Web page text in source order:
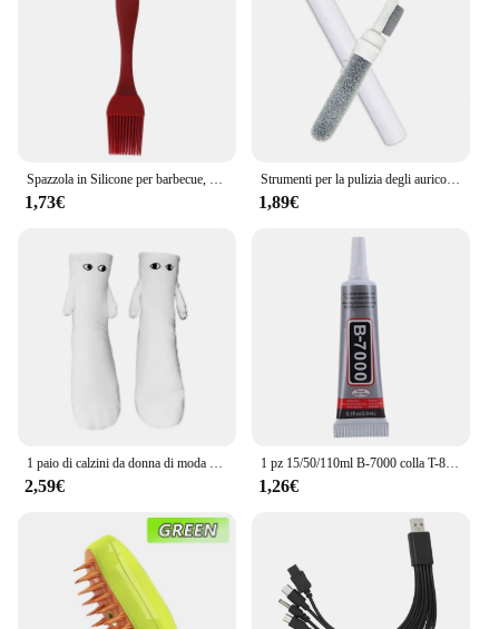
Spazzola in Silicone per barbecue, spazzola per olio per cucinare e cuocere al forno, utensili da cucina per la casa, 1 set
1,73€
Strumenti per la pulizia degli auricolari Bluetooth per Airpods Pro 1 2 3 Auricolari Custodia per pulizia Penna Bursh Kit per Samsung Xiaomi Airdots Huawei
1,89€
1 paio di calzini da donna di moda divertenti mani di attrazione magnetica creativa calzini per coppie di occhi di cartone animato bianco nero
2,59€
1 pz 15/50/110ml B-7000 colla T-8000 adesivo resina epossidica riparazione cellulare Touch Screen colla liquida gioielli colla adesiva artigianale
1,26€